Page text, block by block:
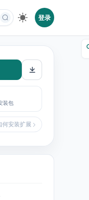
登录
装包
何安装扩展